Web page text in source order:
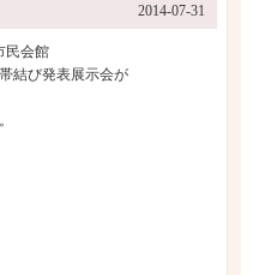
2014-07-31
民会館
結び発表展示会が